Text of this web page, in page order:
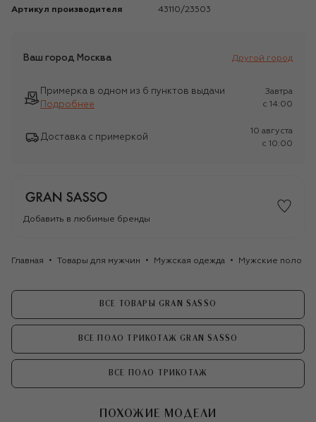
Артикул производителя 43110/23503
Ваш город Москва Другой город
Примерка в одном из 6 пунктов выдачи
Подробнее
Завтра
c 14:00
Доставка с примеркой
10 августа
c 10:00
Добавить в любимые бренды
Главная Товары для мужчин Мужская одежда Мужские поло
ВСЕ ТОВАРЫ GRAN SASSO
ВСЕ ПОЛО ТРИКОТАЖ GRAN SASSO
ВСЕ ПОЛО ТРИКОТАЖ
ПОХОЖИЕ МОДЕЛИ